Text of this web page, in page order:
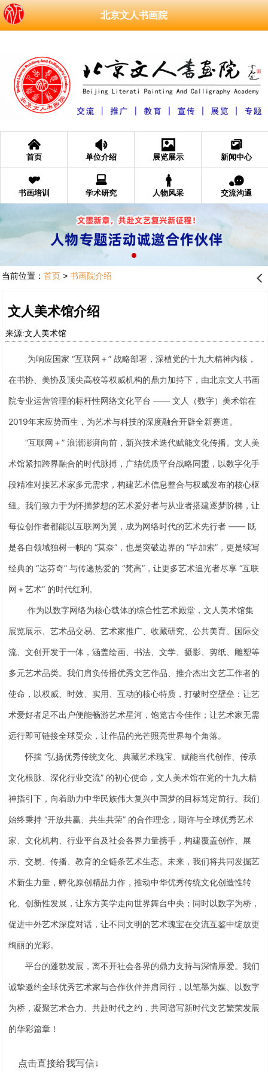
北京文人书画院
󰄫
首页
󰁑
单位介绍
󰁄
展览展示
󰆘
新闻中心
󰁩
书画培训
󰂧
学术研究
󰂐
人物风采
󰂮
交流沟通
1
当前位置： 首页> 书画院介绍 󰊒
文人美术馆介绍
来源:文人美术馆
为响应国家 “互联网＋” 战略部署，深植党的十九大精神内核，
在书协、美协及顶尖高校等权威机构的鼎力加持下，由北京文人书画
院专业运营管理的标杆性网络文化平台 —— 文人（数字）美术馆在
2019年末应势而生，为艺术与科技的深度融合开辟全新赛道。
“互联网＋” 浪潮澎湃向前，新兴技术迭代赋能文化传播。文人美
术馆紧扣跨界融合的时代脉搏，广结优质平台战略同盟，以数字化手
段精准对接艺术家多元需求，构建艺术信息整合与权威发布的核心枢
纽。我们致力于为怀揣梦想的艺术爱好者与从业者搭建逐梦阶梯，让
每位创作者都能以互联网为翼，成为网络时代的艺术先行者 —— 既
是各自领域独树一帜的 “莫奈”，也是突破边界的 “毕加索”，更是续写
经典的 “达芬奇” 与传递热爱的 “梵高”，让更多艺术追光者尽享 “互联
网＋艺术” 的时代红利。
作为以数字网络为核心载体的综合性艺术殿堂，文人美术馆集
展览展示、艺术品交易、艺术家推广、收藏研究、公共美育、国际交
流、文创开发于一体，涵盖绘画、书法、文学、摄影、剪纸、雕塑等
多元艺术品类。我们肩负传播优秀文艺作品、推介杰出文艺工作者的
使命，以权威、时效、实用、互动的核心特质，打破时空壁垒：让艺
术爱好者足不出户便能畅游艺术星河，饱览古今佳作；让艺术家无需
远行即可链接全球受众，让作品的光芒照亮世界每个角落。
怀揣 “弘扬优秀传统文化、典藏艺术瑰宝、赋能当代创作、传承
文化根脉、深化行业交流” 的初心使命，文人美术馆在党的十九大精
神指引下，向着助力中华民族伟大复兴中国梦的目标笃定前行。我们
始终秉持 “开放共赢、共生共荣” 的合作理念，期许与全球优秀艺术
家、文化机构、行业平台及社会各界力量携手，构建覆盖创作、展
示、交易、传播、教育的全链条艺术生态。未来，我们将共同发掘艺
术新生力量，孵化原创精品力作，推动中华优秀传统文化创造性转
化、创新性发展，让东方美学走向世界舞台中央；同时以数字为桥，
促进中外艺术深度对话，让不同文明的艺术瑰宝在交流互鉴中绽放更
绚丽的光彩。
平台的蓬勃发展，离不开社会各界的鼎力支持与深情厚爱。我们
诚挚邀约全球优秀艺术家与合作伙伴并肩同行，以笔墨为媒、以数字
为桥，凝聚艺术合力、共赴时代之约，共同谱写新时代文艺繁荣发展
的华彩篇章！
点击直接给我写信↓